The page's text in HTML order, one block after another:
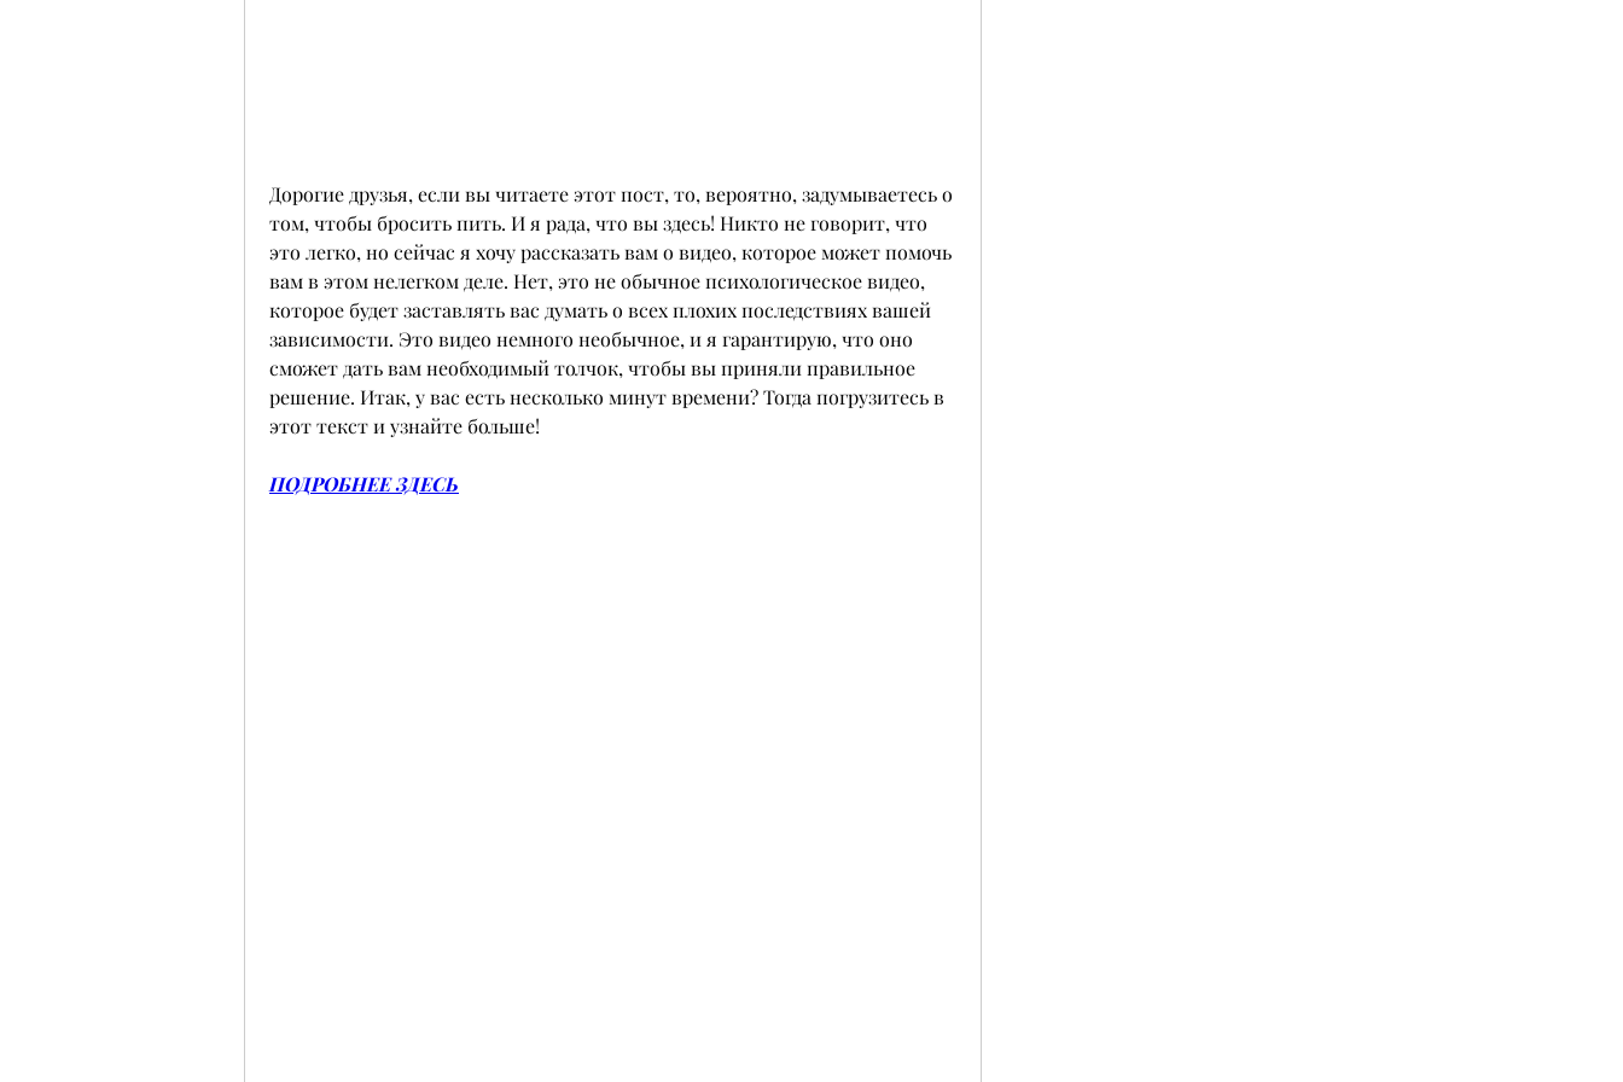
Дорогие друзья, если вы читаете этот пост, то, вероятно, задумываетесь о
том, чтобы бросить пить. И я рада, что вы здесь! Никто не говорит, что
это легко, но сейчас я хочу рассказать вам о видео, которое может помочь
вам в этом нелегком деле. Нет, это не обычное психологическое видео,
которое будет заставлять вас думать о всех плохих последствиях вашей
зависимости. Это видео немного необычное, и я гарантирую, что оно
сможет дать вам необходимый толчок, чтобы вы приняли правильное
решение. Итак, у вас есть несколько минут времени? Тогда погрузитесь в
этот текст и узнайте больше!
ПОДРОБНЕЕ ЗДЕСЬ